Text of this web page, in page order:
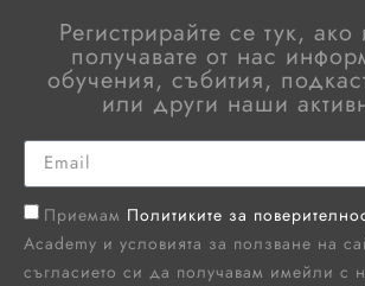
Регистрирайте се тук, ако
получавате от нас
обучения, събития,
или други наши
Приемам Политиките за
Academy и условията за ползване на
съгласието си да получавам имейли с